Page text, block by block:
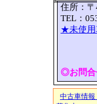
住所：
TEL：
★未使用
◎お問合
中古車情報